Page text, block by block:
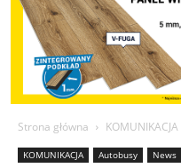
Strona główna KOMUNIKACJA
KOMUNIKACJA Autobusy News